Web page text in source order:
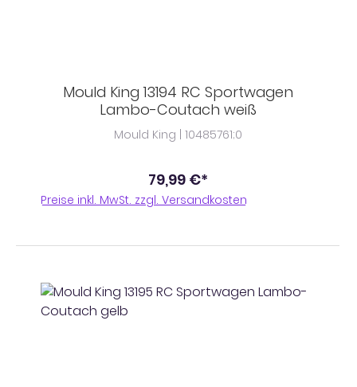
Mould King 13194 RC Sportwagen
Lambo-Coutach weiß
Mould King | 10485761;0
79,99 €*
Preise inkl. MwSt. zzgl. Versandkosten